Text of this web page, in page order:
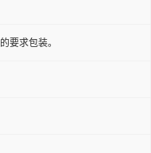
要求包装。